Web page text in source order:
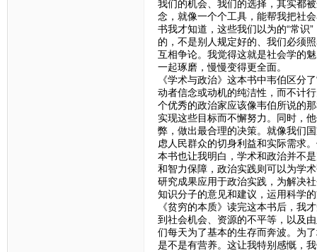
我们的机会、我们的选择，其实都
念，就像一个个工具，能帮我把社
书我才知道，这些我们以为的“常识
的，不是别人规定好的、我们必须
互相争论。我觉得这就是社会学的
一起琢磨，慢慢变得更全面。
《学术与政治》这本书中韦伯区分
动者信念或动机的纯洁性，而不计
个优秀的政治家应该像韦伯所说的
实现这些目标而不懈努力。同时，
弊，做出最合理的决策。就像我们
虑人民群众的切身利益和实际需求
本书也让我明白，学术和政治并不
和智力保障，政治实践则可以为学
研究成果应用于政治实践，为解决
知识分子的意见和建议，运用科学
《贫穷的本质》读完这本书后，我
到社会机会、资源的不平等，以及
们每天为了基本的生存而奔波。为
是不是有营养。这让我特别感慨，